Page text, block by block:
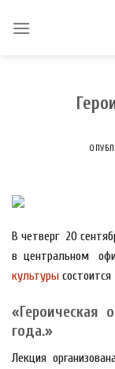
В четверг 20
в центральном
культуры
«Героическая
года.»
Лекция